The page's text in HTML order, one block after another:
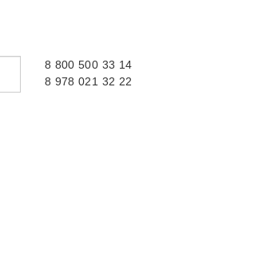
8 800 500 33 14
8 978 021 32 22